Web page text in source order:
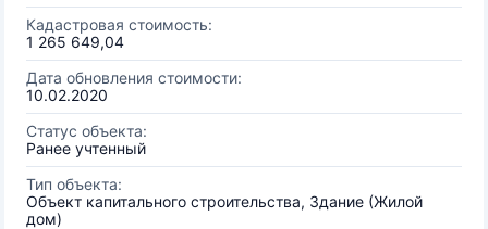
Кадастровая стоимость:
1 265 649,04
Дата обновления стоимости:
10.02.2020
Статус объекта:
Ранее учтенный
Тип объекта:
Объект капитального строительства, Здание (Жилой
дом)